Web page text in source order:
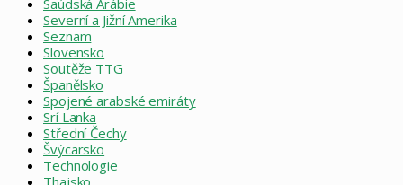
Saúdská Arábie
Severní a Jižní Amerika
Seznam
Slovensko
Soutěže TTG
Španělsko
Spojené arabské emiráty
Srí Lanka
Střední Čechy
Švýcarsko
Technologie